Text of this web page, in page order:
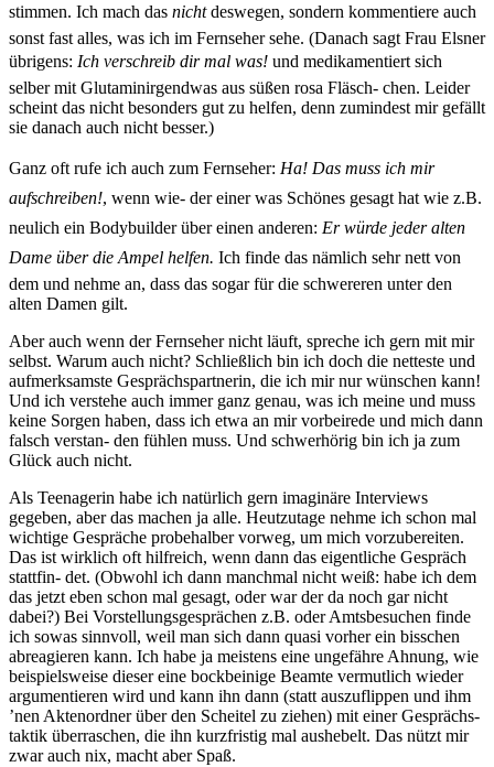
stimmen. Ich mach das nichtdeswegen, sondern kommentiere auch
sonst fast alles, was ich im Fernseher sehe. (Danach sagt Frau Elsner
übrigens: Ich verschreib dir mal was! und medikamentiert sich
selber mit Glutaminirgendwas aus süßen rosa Fläsch- chen. Leider
scheint das nicht besonders gut zu helfen, denn zumindest mir gefällt
sie danach auch nicht besser.)
Ganz oft rufe ich auch zum Fernseher: Ha! Das muss ich mir
aufschreiben!, wenn wie- der einer was Schönes gesagt hat wie z.B.
neulich ein Bodybuilder über einen anderen: Er würde jeder alten
Dame über die Ampel helfen. Ich finde das nämlich sehr nett von
dem und nehme an, dass das sogar für die schwereren unter den
alten Damen gilt.
Aber auch wenn der Fernseher nicht läuft, spreche ich gern mit mir
selbst. Warum auch nicht? Schließlich bin ich doch die netteste und
aufmerksamste Gesprächspartnerin, die ich mir nur wünschen kann!
Und ich verstehe auch immer ganz genau, was ich meine und muss
keine Sorgen haben, dass ich etwa an mir vorbeirede und mich dann
falsch verstan- den fühlen muss. Und schwerhörig bin ich ja zum
Glück auch nicht.
Als Teenagerin habe ich natürlich gern imaginäre Interviews
gegeben, aber das machen ja alle. Heutzutage nehme ich schon mal
wichtige Gespräche probehalber vorweg, um mich vorzubereiten.
Das ist wirklich oft hilfreich, wenn dann das eigentliche Gespräch
stattfin- det. (Obwohl ich dann manchmal nicht weiß: habe ich dem
das jetzt eben schon mal gesagt, oder war der da noch gar nicht
dabei?) Bei Vorstellungsgesprächen z.B. oder Amtsbesuchen finde
ich sowas sinnvoll, weil man sich dann quasi vorher ein bisschen
abreagieren kann. Ich habe ja meistens eine ungefähre Ahnung, wie
beispielsweise dieser eine bockbeinige Beamte vermutlich wieder
argumentieren wird und kann ihn dann (statt auszuflippen und ihm
’nen Aktenordner über den Scheitel zu ziehen) mit einer Gesprächs-
taktik überraschen, die ihn kurzfristig mal aushebelt. Das nützt mir
zwar auch nix, macht aber Spaß.